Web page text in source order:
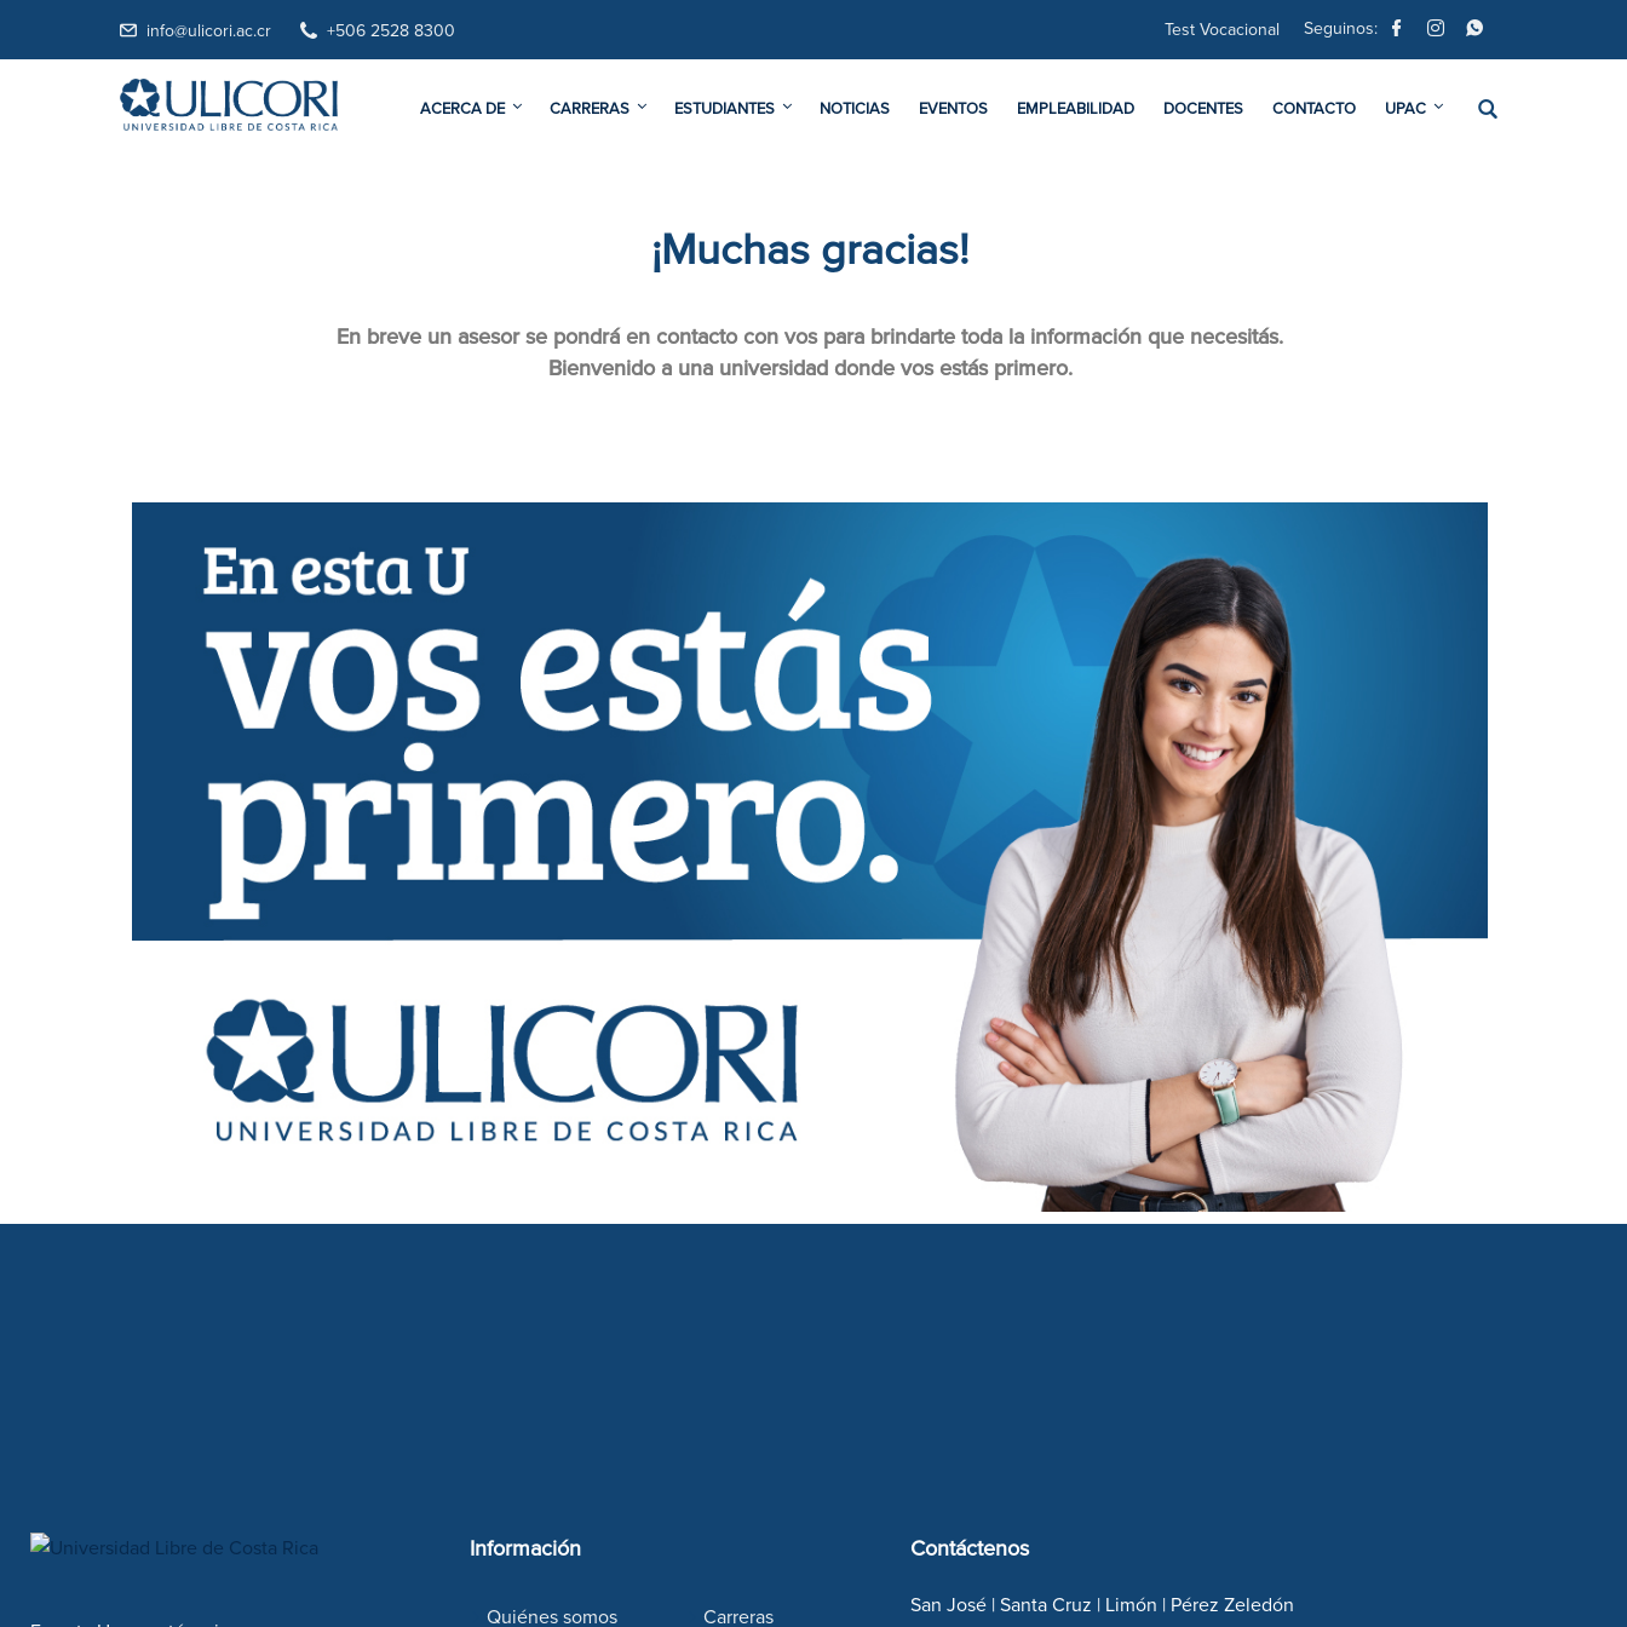
info@ulicori.ac.cr +506 2528 8300 Test Vocacional Seguinos:
ACERCA DE CARRERAS ESTUDIANTES NOTICIAS EVENTOS EMPLEABILIDAD DOCENTES CONTACTO UPAC
¡Muchas gracias!
En breve un asesor se pondrá en contacto con vos para brindarte toda la información que necesitás.
Bienvenido a una universidad donde vos estás primero.
Información
Quiénes somos Carreras
Contáctenos
San José | Santa Cruz | Limón | Pérez Zeledón